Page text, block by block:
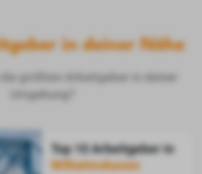
in deiner Nähe
Top 10 Arbeitgeber in
Wilhelmshaven